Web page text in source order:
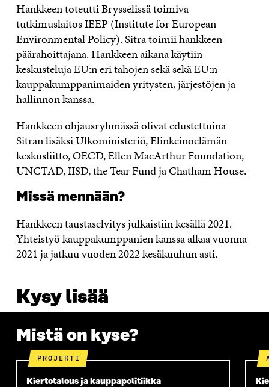
Hankkeen toteutti Brysselissä toimiva
tutkimuslaitos IEEP (Institute for European
Environmental Policy). Sitra toimii hankkeen
päärahoittajana. Hankkeen aikana käytiin
keskusteluja EU:n eri tahojen sekä sekä EU:n
kauppakumppanimaiden yritysten, järjestöjen ja
hallinnon kanssa.
Hankkeen ohjausryhmässä olivat edustettuina
Sitran lisäksi Ulkoministeriö, Elinkeinoelämän
keskusliitto, OECD, Ellen MacArthur Foundation,
UNCTAD, IISD, the Tear Fund ja Chatham House.
Missä mennään?
Hankkeen taustaselvitys julkaistiin kesällä 2021.
Yhteistyö kauppakumppanien kanssa alkaa vuonna
2021 ja jatkuu vuoden 2022 kesäkuuhun asti.
Kysy lisää
Mistä on kyse?
PROJEKTI
Kiertotalous ja kauppapolitiikka